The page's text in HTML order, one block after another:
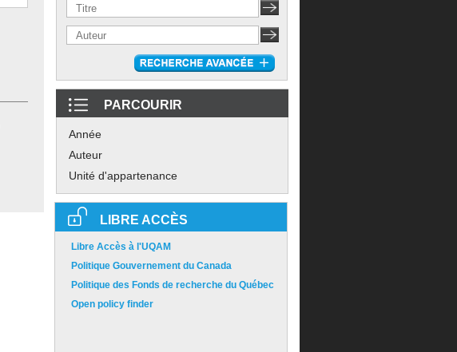
PARCOURIR
Année
Auteur
Unité d'appartenance
LIBRE ACCÈS
Libre Accès à l'UQAM
Politique Gouvernement du Canada
Politique des Fonds de recherche du Québec
Open policy finder